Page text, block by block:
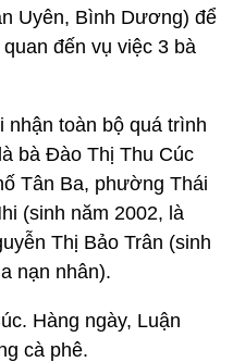
Uyên, Bình Dương) để
đến vụ việc 3 bà
nhận toàn bộ quá trình
bà Đào Thị Thu Cúc
Tân Ba, phường Thái
(sinh năm 2002, là
Thị Bảo Trân (sinh
nạn nhân).
Hàng ngày, Luận
cà phê.